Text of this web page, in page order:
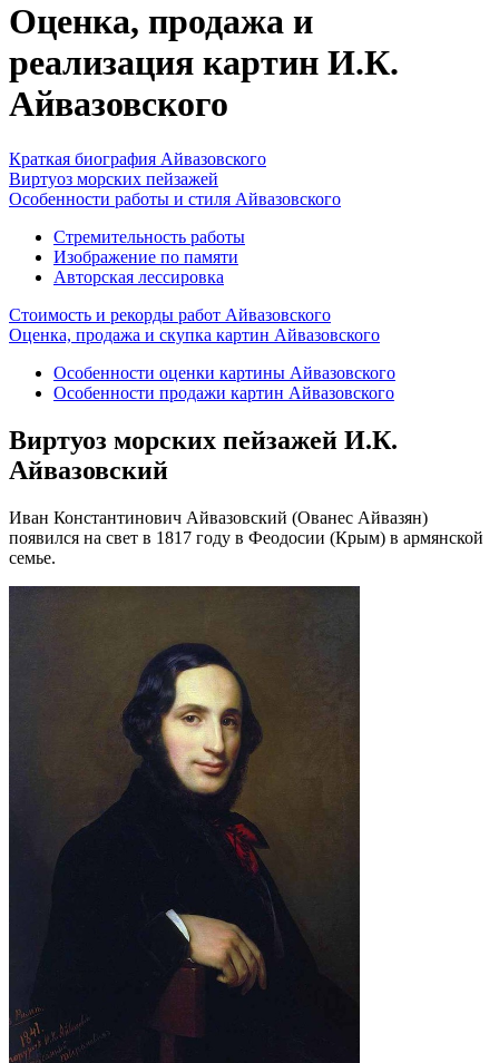
Оценка, продажа и
реализация картин И.К.
Айвазовского
Краткая биография Айвазовского
Виртуоз морских пейзажей
Особенности работы и стиля Айвазовского
Стремительность работы
Изображение по памяти
Авторская лессировка
Стоимость и рекорды работ Айвазовского
Оценка, продажа и скупка картин Айвазовского
Особенности оценки картины Айвазовского
Особенности продажи картин Айвазовского
Виртуоз морских пейзажей И.К.
Айвазовский
Иван Константинович Айвазовский (Ованес Айвазян)
появился на свет в 1817 году в Феодосии (Крым) в армянской
семье.